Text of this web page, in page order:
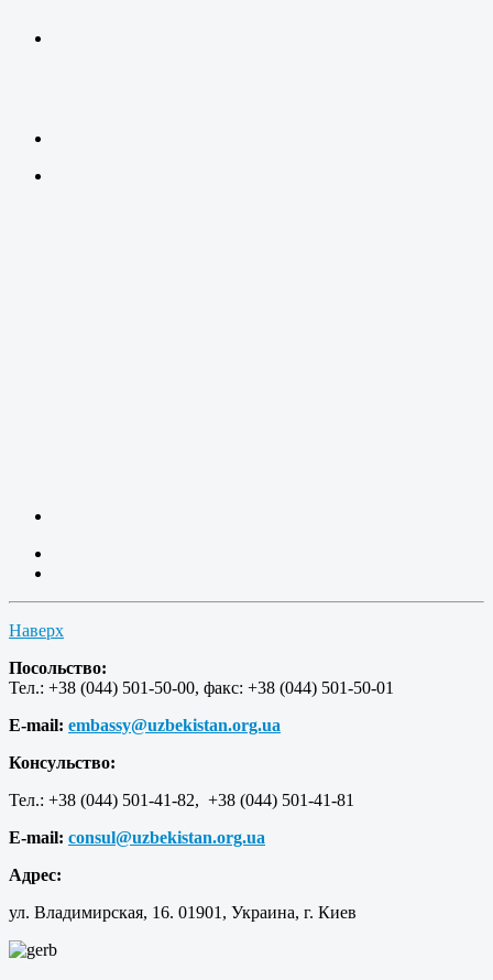
Наверх
Посольство:
Тел.: +38 (044) 501-50-00, факс: +38 (044) 501-50-01
E-mail: embassy@uzbekistan.org.ua
Консульство:
Тел.: +38 (044) 501-41-82, +38 (044) 501-41-81
E-mail: consul@uzbekistan.org.ua
Адрес:
ул. Владимирская, 16. 01901, Украина, г. Киев